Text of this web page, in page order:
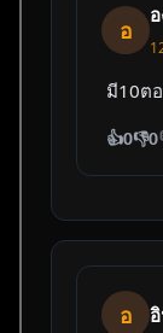
อ
มี10ต
👍0👎0
อ